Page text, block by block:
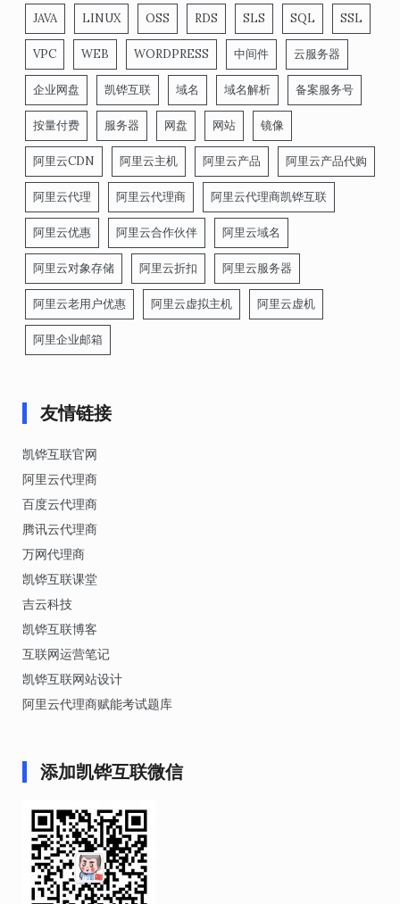
JAVA LINUX OSS RDS SLS SQL SSL
VPC WEB WORDPRESS 中间件 云服务器
企业网盘 凯铧互联 域名 域名解析 备案服务号
按量付费 服务器 网盘 网站 镜像
阿里云CDN 阿里云主机 阿里云产品 阿里云产品代购
阿里云代理 阿里云代理商 阿里云代理商凯铧互联
阿里云优惠 阿里云合作伙伴 阿里云域名
阿里云对象存储 阿里云折扣 阿里云服务器
阿里云老用户优惠 阿里云虚拟主机 阿里云虚机
阿里企业邮箱
友情链接
凯铧互联官网
阿里云代理商
百度云代理商
腾讯云代理商
万网代理商
凯铧互联课堂
吉云科技
凯铧互联博客
互联网运营笔记
凯铧互联网站设计
阿里云代理商赋能考试题库
添加凯铧互联微信